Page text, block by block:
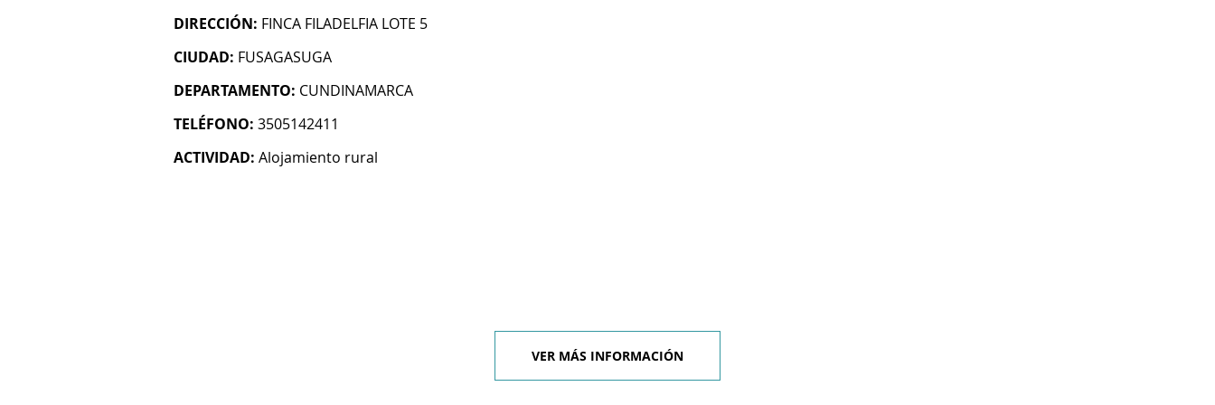
DIRECCIÓN: FINCA FILADELFIA LOTE 5
CIUDAD: FUSAGASUGA
DEPARTAMENTO: CUNDINAMARCA
TELÉFONO: 3505142411
ACTIVIDAD: Alojamiento rural
VER MÁS INFORMACIÓN